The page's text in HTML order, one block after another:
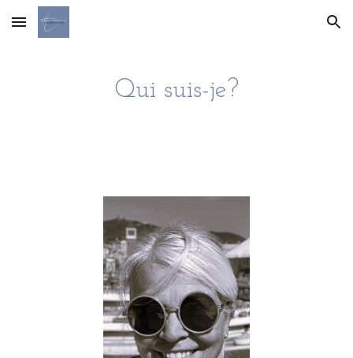
Skip to main content Skip to navigation
Qui suis-je?